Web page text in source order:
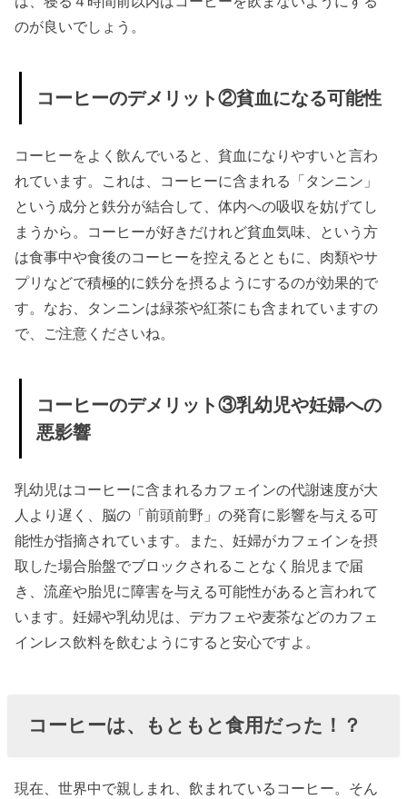
のが良いでしょう。
コーヒーのデメリット②貧血になる可能性
コーヒーをよく飲んでいると、貧血になりやすいと言わ
れています。これは、コーヒーに含まれる「タンニン」
という成分と鉄分が結合して、体内への吸収を妨げてし
まうから。コーヒーが好きだけれど貧血気味、という方
は食事中や食後のコーヒーを控えるとともに、肉類やサ
プリなどで積極的に鉄分を摂るようにするのが効果的で
す。なお、タンニンは緑茶や紅茶にも含まれていますの
で、ご注意くださいね。
コーヒーのデメリット③乳幼児や妊婦への
悪影響
乳幼児はコーヒーに含まれるカフェインの代謝速度が大
人より遅く、脳の「前頭前野」の発育に影響を与える可
能性が指摘されています。また、妊婦がカフェインを摂
取した場合胎盤でブロックされることなく胎児まで届
き、流産や胎児に障害を与える可能性があると言われて
います。妊婦や乳幼児は、デカフェや麦茶などのカフェ
インレス飲料を飲むようにすると安心ですよ。
コーヒーは、もともと食用だった！？
現在、世界中で親しまれ、飲まれているコーヒー。そん